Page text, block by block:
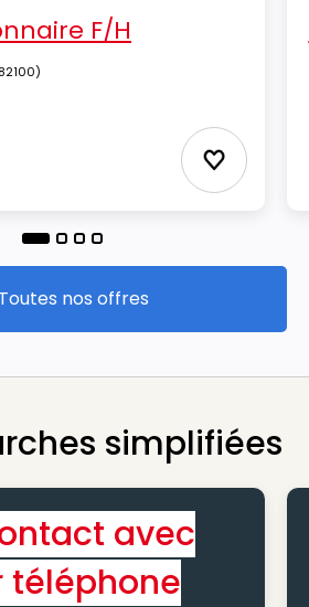
F/H
Ajouter
Toutes nos offres
Toutes nos offres
simplifiées
avec
téléphone